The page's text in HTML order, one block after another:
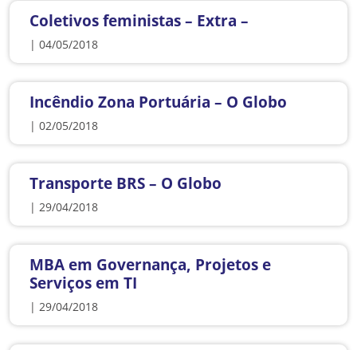
Coletivos feministas – Extra –
| 04/05/2018
Incêndio Zona Portuária – O Globo
| 02/05/2018
Transporte BRS – O Globo
| 29/04/2018
MBA em Governança, Projetos e
Serviços em TI
| 29/04/2018